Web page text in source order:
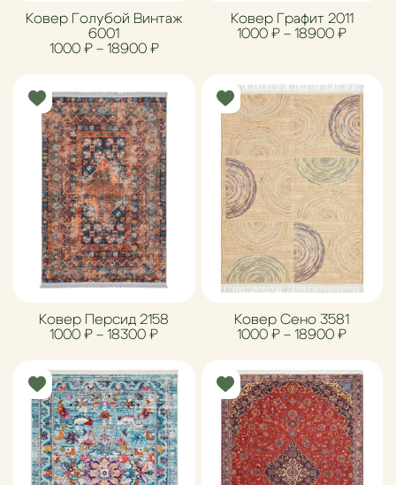
Ковер Голубой Винтаж
6001
1000 ₽ – 18900 ₽Диапазон цен: 1000 ₽ – 18900 ₽
Ковер Графит 2011
1000₽ – 18900₽
Ковер Персид 2158
1000₽ – 18300₽Диапазон цен: 1000 ₽ – 18300 ₽
Ковер Сено 3581
1000₽ – 18900₽